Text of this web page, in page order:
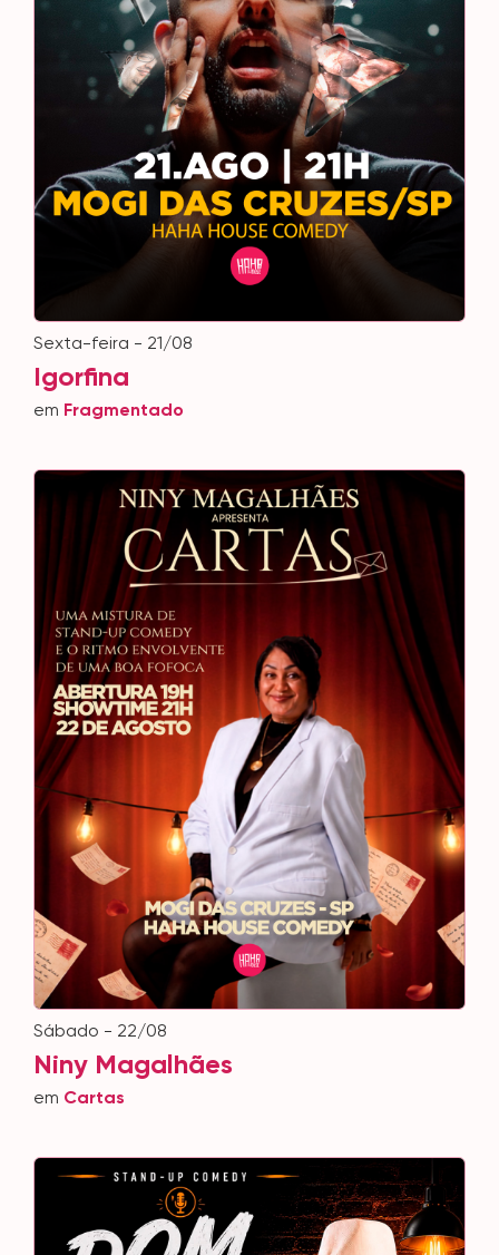
sexta-feira - 21/08
Igorfina
em Fragmentado
sábado - 22/08
Niny Magalhães
em Cartas